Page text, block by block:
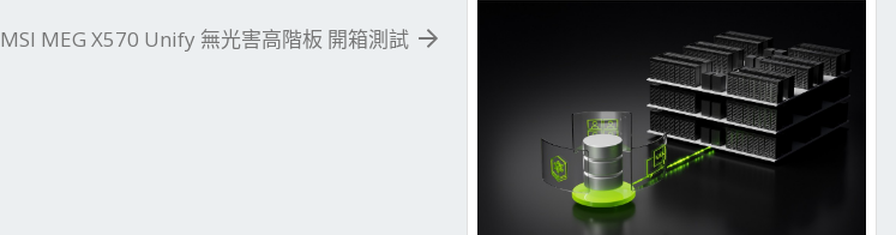
MSI MEG X570 Unify 無光害高階板 開箱測試